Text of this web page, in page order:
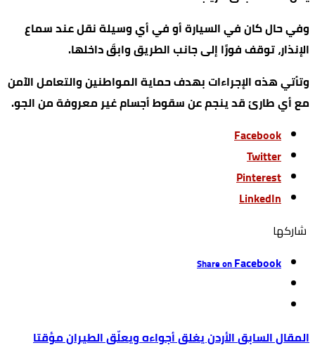
وفي حال كان في السيارة أو في أي وسيلة نقل عند سماع
الإنذار، توقف فورًا إلى جانب الطريق وابقَ داخلها.
وتأتي هذه الإجراءات بهدف حماية المواطنين والتعامل الآمن
مع أي طارئ قد ينجم عن سقوط أجسام غير معروفة من الجو.
Facebook
Twitter
Pinterest
LinkedIn
‫‫ شاركها‬
Share onFacebook
الأردن يغلق أجواءه ويعلّق الطيران مؤقتا